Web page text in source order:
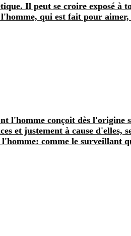
Il peut se croire exposé à
qui est fait pour aimer,
l'homme conçoit dès l'origine
et justement à cause d'elles,
comme le surveillant